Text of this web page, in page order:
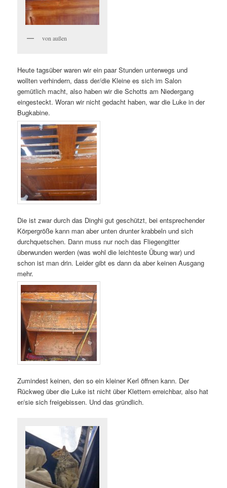
von außen
Heute tagsüber waren wir ein paar Stunden unterwegs und
wollten verhindern, dass der/die Kleine es sich im Salon
gemütlich macht, also haben wir die Schotts am Niedergang
eingesteckt. Woran wir nicht gedacht haben, war die Luke in der
Bugkabine.
Die ist zwar durch das Dinghi gut geschützt, bei entsprechender
Körpergröße kann man aber unten drunter krabbeln und sich
durchquetschen. Dann muss nur noch das Fliegengitter
überwunden werden (was wohl die leichteste Übung war) und
schon ist man drin. Leider gibt es dann da aber keinen Ausgang
mehr.
Zumindest keinen, den so ein kleiner Kerl öffnen kann. Der
Rückweg über die Luke ist nicht über Klettern erreichbar, also hat
er/sie sich freigebissen. Und das gründlich.